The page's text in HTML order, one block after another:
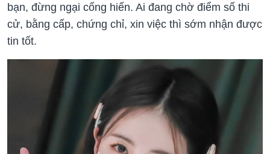
bạn, đừng ngại cống hiến. Ai đang chờ điểm số thi
cử, bằng cấp, chứng chỉ, xin việc thì sớm nhận được
tin tốt.